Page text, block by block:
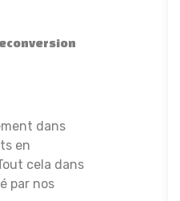
dans
en
cela dans
par nos